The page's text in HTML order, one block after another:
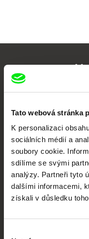
Tato webová stránka
K personalizaci
sociálních médií a
soubory cookie.
sdílíme se svými
analýzy. Partneři tyto
dalšími informacemi,
získali v důsledku
Nové
Portál DAFilms.cz je
festivalů dokumentárního
posouvat hranice